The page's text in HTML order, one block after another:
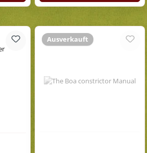
Ausverkauft